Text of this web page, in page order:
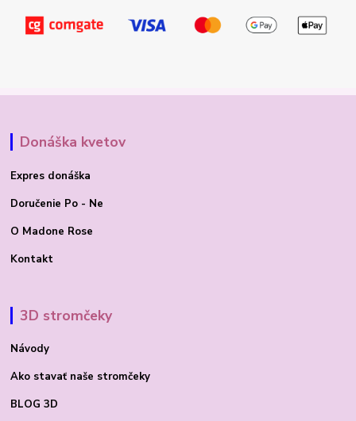
Donáška kvetov
Expres donáška
Doručenie Po - Ne
O Madone Rose
Kontakt
3D stromčeky
Návody
Ako stavať naše stromčeky
BLOG 3D